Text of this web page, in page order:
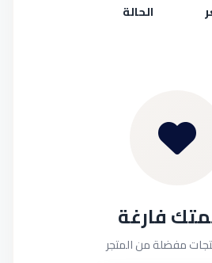
الحالة
فارغة
مفضلة من المتجر